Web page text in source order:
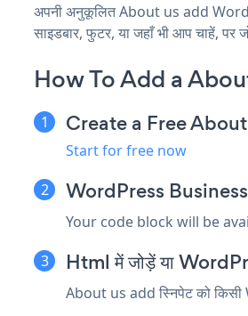
अपनी अनुकूलित About us add
साइडबार, फुटर, या जहाँ भी आप चाहें, पर
How To Add a
Create a Free
Start for free now
WordPress Business
Your code block will be
Html में जोड़ें या
About us add स्निपेट को किसी